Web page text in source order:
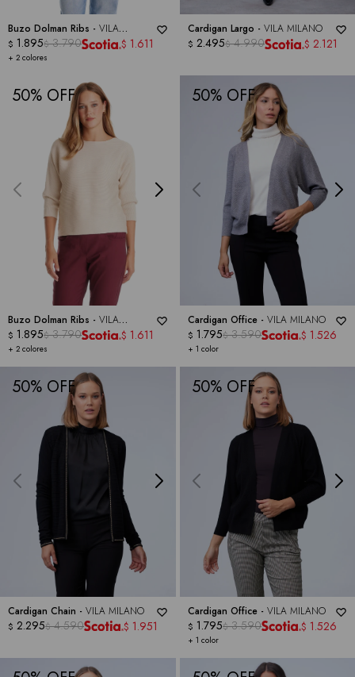
Buzo Dolman Ribs - VILA
MILANO
+ 2 colores
$ 1.895$ 3.790 $ 1.611
Cardigan Largo - VILA MILANO
$ 2.495$ 4.990 $ 2.121
50
Buzo Dolman Ribs - VILA
MILANO
+ 2 colores
$ 1.895$ 3.790 $ 1.611
50
Cardigan Office - VILA MILANO
+ 1 color
$ 1.795$ 3.590 $ 1.526
50
Cardigan Chain - VILA MILANO
$ 2.295$ 4.590 $ 1.951
50
Cardigan Office - VILA MILANO
+ 1 color
$ 1.795$ 3.590 $ 1.526